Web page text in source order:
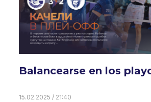
Balancearse en los
15.02.2025 / 21:40